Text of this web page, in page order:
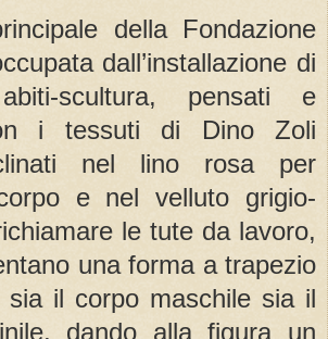
della Fondazione
dall’installazione di
scultura, pensati e
i tessuti di Dino Zoli
nel lino rosa per
e nel velluto grigio-
le tute da lavoro,
una forma a trapezio
sia il corpo maschile sia il
dando alla figura un